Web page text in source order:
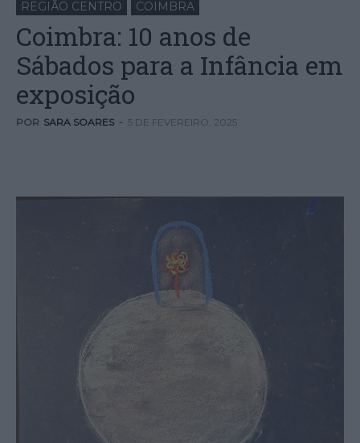
REGIÃO CENTRO COIMBRA
Coimbra: 10 anos de
Sábados para a Infância em
exposição
POR SARA SOARES - 5 DE FEVEREIRO, 2025